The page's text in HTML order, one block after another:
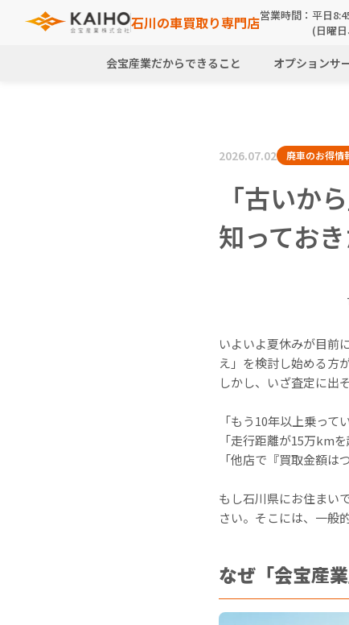
石川の車買取り専門店営業時間：平日
(日曜
会宝産業だからできること オプションサ
2026.07.02 廃車のお得情
「古いか
知ってお
いよいよ夏休みが目前
え」を検討し始める方
しかし、いざ査定に出
「もう10年以上乗って
「走行距離が15万km
「他店で『買取金額は
もし石川県にお住まい
さい。そこには、一般
なぜ「会宝産